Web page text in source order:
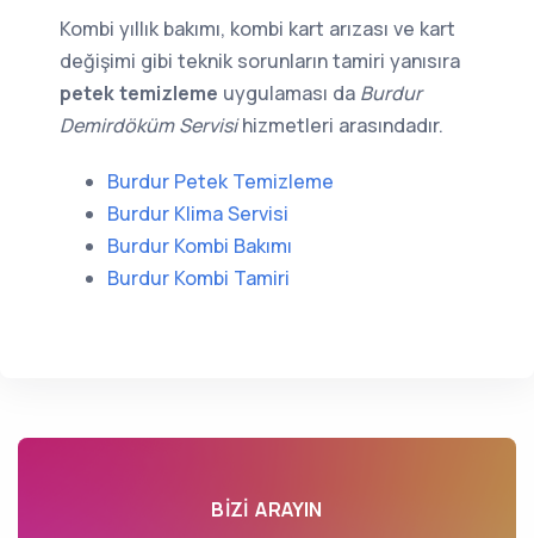
Kombi yıllık bakımı, kombi kart arızası ve kart
değişimi gibi teknik sorunların tamiri yanısıra
petek temizleme uygulaması da Burdur
Demirdöküm Servisihizmetleri arasındadır.
Burdur Petek Temizleme
Burdur Klima Servisi
Burdur Kombi Bakımı
Burdur Kombi Tamiri
BIZI ARAYIN